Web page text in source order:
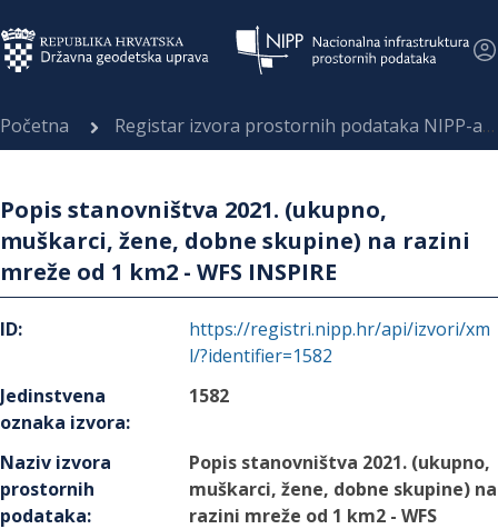
Početna Registar izvora prostornih podataka NIPP-a
Popis stanovništva 2021. (ukupno,
muškarci, žene, dobne skupine) na razini
mreže od 1 km2 - WFS INSPIRE
ID:
https://registri.nipp.hr/api/izvori/xm
l/?identifier=1582
Jedinstvena
oznaka izvora:
1582
Naziv izvora
prostornih
podataka:
Popis stanovništva 2021. (ukupno,
muškarci, žene, dobne skupine) na
razini mreže od 1 km2 - WFS